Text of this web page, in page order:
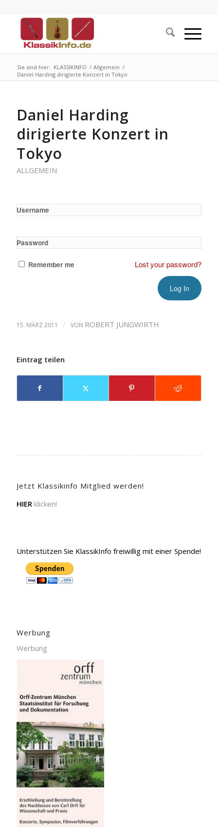
Sie sind hier: KLASSIKINFO / Allgemein /
Daniel Harding dirigierte Konzert in Tokyo
Daniel Harding
dirigierte Konzert in
Tokyo
ALLGEMEIN
Username
Password
Remember me Lost your password?
15. MÄRZ 2011 / VON ROBERT JUNGWIRTH
Eintrag teilen
Jetzt Klassikinfo Mitglied werden!
HIER klicken!
Unterstützen Sie KlassikInfo freiwillig mit einer Spende!
Werbung
Werbung